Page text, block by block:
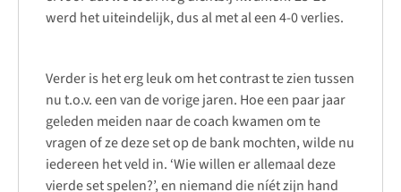
werd het uiteindelijk, dus al met al een 4-0 verlies.
Verder is het erg leuk om het contrast te zien tussen
nu t.o.v. een van de vorige jaren. Hoe een paar jaar
geleden meiden naar de coach kwamen om te
vragen of ze deze set op de bank mochten, wilde nu
iedereen het veld in. ‘Wie willen er allemaal deze
vierde set spelen?’, en niemand die níét zijn hand